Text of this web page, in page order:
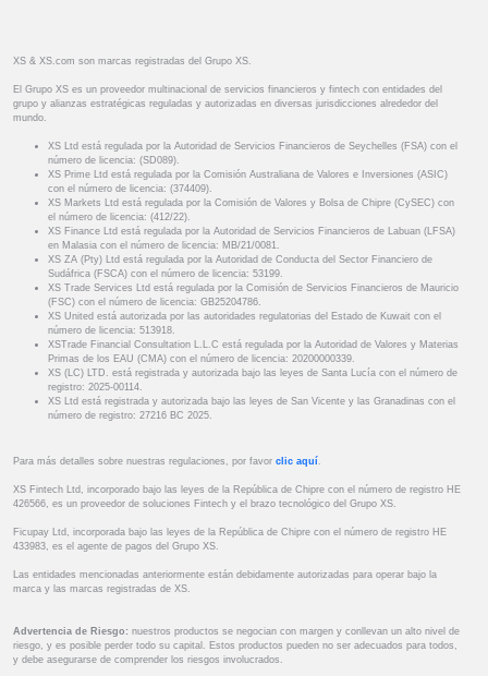
XS & XS.com son marcas registradas del Grupo XS.
El Grupo XS es un proveedor multinacional de servicios financieros y fintech con entidades del
grupo y alianzas estratégicas reguladas y autorizadas en diversas jurisdicciones alrededor del
mundo.
XS Ltd está regulada por la Autoridad de Servicios Financieros de Seychelles (FSA) con el
número de licencia: (SD089).
XS Prime Ltd está regulada por la Comisión Australiana de Valores e Inversiones (ASIC)
con el número de licencia: (374409).
XS Markets Ltd está regulada por la Comisión de Valores y Bolsa de Chipre (CySEC) con
el número de licencia: (412/22).
XS Finance Ltd está regulada por la Autoridad de Servicios Financieros de Labuan (LFSA)
en Malasia con el número de licencia: MB/21/0081.
XS ZA (Pty) Ltd está regulada por la Autoridad de Conducta del Sector Financiero de
Sudáfrica (FSCA) con el número de licencia: 53199.
XS Trade Services Ltd está regulada por la Comisión de Servicios Financieros de Mauricio
(FSC) con el número de licencia: GB25204786.
XS United está autorizada por las autoridades regulatorias del Estado de Kuwait con el
número de licencia: 513918.
XSTrade Financial Consultation L.L.C está regulada por la Autoridad de Valores y Materias
Primas de los EAU (CMA) con el número de licencia: 20200000339.
XS (LC) LTD. está registrada y autorizada bajo las leyes de Santa Lucía con el número de
registro: 2025-00114.
XS Ltd está registrada y autorizada bajo las leyes de San Vicente y las Granadinas con el
número de registro: 27216 BC 2025.
Para más detalles sobre nuestras regulaciones, por favor clic aquí .
XS Fintech Ltd, incorporado bajo las leyes de la República de Chipre con el número de registro HE
426566, es un proveedor de soluciones Fintech y el brazo tecnológico del Grupo XS.
Ficupay Ltd, incorporada bajo las leyes de la República de Chipre con el número de registro HE
433983, es el agente de pagos del Grupo XS.
Las entidades mencionadas anteriormente están debidamente autorizadas para operar bajo la
marca y las marcas registradas de XS.
Advertencia de Riesgo: nuestros productos se negocian con margen y conllevan un alto nivel de
riesgo, y es posible perder todo su capital. Estos productos pueden no ser adecuados para todos,
y debe asegurarse de comprender los riesgos involucrados.